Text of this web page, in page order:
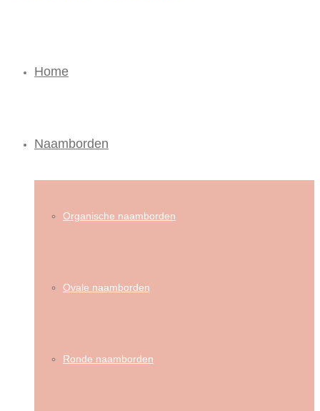
Home
Naamborden
Organische naamborden
Ovale naamborden
Ronde naamborden